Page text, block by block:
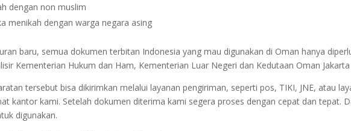
dengan non muslim
menikah dengan warga negara asing
baru, semua dokumen terbitan Indonesia yang mau digunakan di Oman hanya
Kementerian Hukum dan Ham, Kementerian Luar Negeri dan Kedutaan Oman Jakarta
tersebut bisa dikirimkan melalui layanan pengiriman, seperti pos, TIKI, JNE, atau
kantor kami. Setelah dokumen diterima kami segera proses dengan cepat dan tepat.
digunakan.